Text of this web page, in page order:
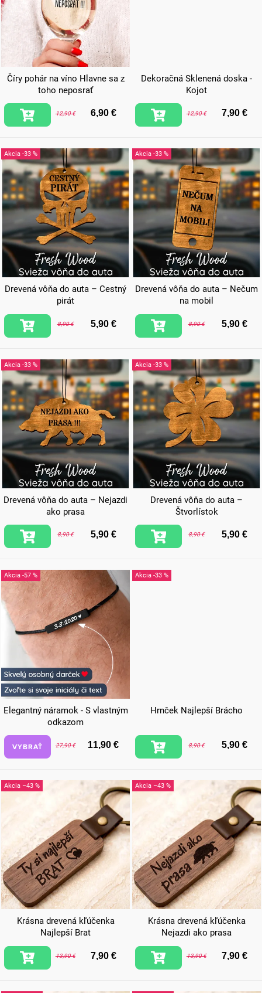
Číry pohár na víno Hlavne sa z
toho neposrať
12,90 € 6,90 €
Dekoračná Sklenená doska -
Kojot
12,90 € 7,90 €
-33 %
Drevená vôňa do auta – Cestný
pirát
8,90 € 5,90 €
-33 %
Drevená vôňa do auta – Nečum
na mobil
8,90 € 5,90 €
-33 %
Drevená vôňa do auta – Nejazdi
ako prasa
8,90 € 5,90 €
-33 %
Drevená vôňa do auta –
Štvorlístok
8,90 € 5,90 €
-57 %
Elegantný náramok - S vlastným
odkazom
27,90 € 11,90 €
VYBRAŤ
-33 %
Hrnček Najlepší Brácho
8,90 € 5,90 €
–43 %
Krásna drevená kľúčenka
Najlepší Brat
13,90 € 7,90 €
–43 %
Krásna drevená kľúčenka
Nejazdi ako prasa
13,90 € 7,90 €